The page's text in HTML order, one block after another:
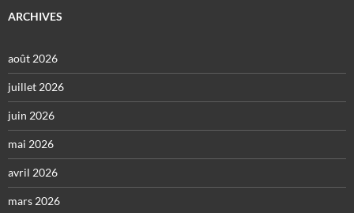
ARCHIVES
août 2026
juillet 2026
juin 2026
mai 2026
avril 2026
mars 2026